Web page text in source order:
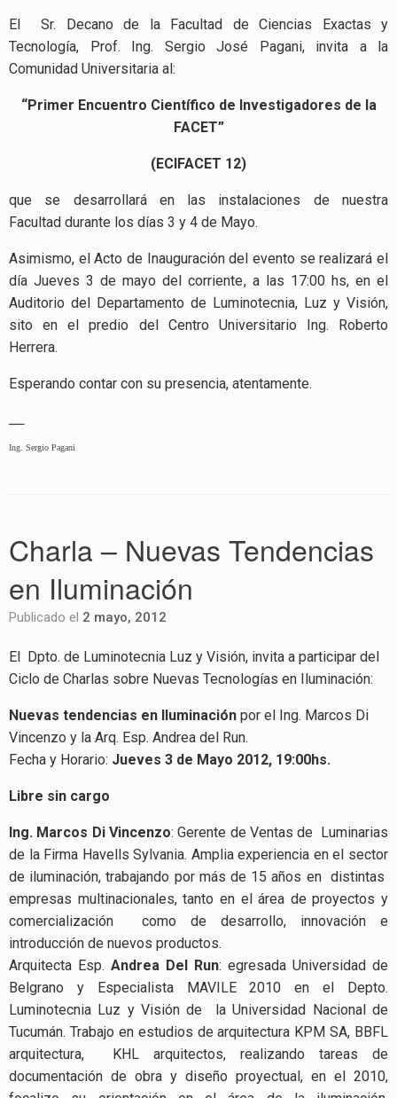
El Sr. Decano de la Facultad de Ciencias Exactas y
Tecnología, Prof. Ing. Sergio José Pagani, invita a la
Comunidad Universitaria al:
“Primer Encuentro Científico de Investigadores de la
FACET”
(ECIFACET 12)
que se desarrollará en las instalaciones de nuestra
Facultad durante los días 3 y 4 de Mayo.
Asimismo, el Acto de Inauguración del evento se realizará el
día Jueves 3 de mayo del corriente, a las 17:00 hs, en el
Auditorio del Departamento de Luminotecnia, Luz y Visión,
sito en el predio del Centro Universitario Ing. Roberto
Herrera.
Esperando contar con su presencia, atentamente.
—
Ing. Sergio Pagani
Charla – Nuevas Tendencias
en Iluminación
Publicado el 2 mayo, 2012
El Dpto. de Luminotecnia Luz y Visión, invita a participar del
Ciclo de Charlas sobre Nuevas Tecnologías en Iluminación:
Nuevas tendencias en Iluminación por el Ing. Marcos Di
Vincenzo y la Arq. Esp. Andrea del Run.
Fecha y Horario: Jueves 3 de Mayo 2012, 19:00hs.
Libre sin cargo
Ing. Marcos Di Vincenzo: Gerente de Ventas de Luminarias
de la Firma Havells Sylvania. Amplia experiencia en el sector
de iluminación, trabajando por más de 15 años en distintas
empresas multinacionales, tanto en el área de proyectos y
comercialización como de desarrollo, innovación e
introducción de nuevos productos.
Arquitecta Esp. Andrea Del Run: egresada Universidad de
Belgrano y Especialista MAVILE 2010 en el Depto.
Luminotecnia Luz y Visión de la Universidad Nacional de
Tucumán. Trabajo en estudios de arquitectura KPM SA, BBFL
arquitectura, KHL arquitectos, realizando tareas de
documentación de obra y diseño proyectual, en el 2010,